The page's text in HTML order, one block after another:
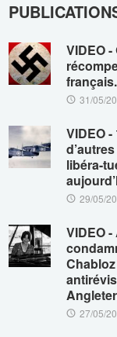
VIDEO
français.
31/05/
VIDEO -
libéra-
29/05/
VIDEO
27/05/